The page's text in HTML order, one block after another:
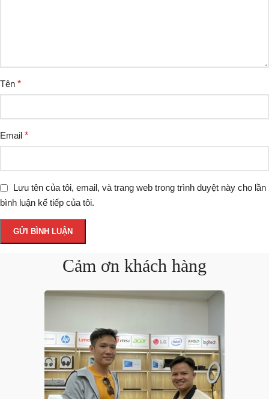
Tên *
Email *
Lưu tên của tôi, email, và trang web trong trình duyệt này cho lần
bình luận kế tiếp của tôi.
Cảm ơn khách hàng